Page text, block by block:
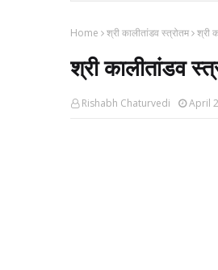
Home श्री कालीतांडव स्त्रोतम श्री
श्री कालीतांडव
Rishabh Chaturvedi April